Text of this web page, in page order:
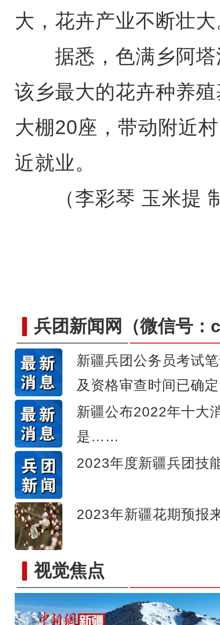
大，花卉产业不断壮
据悉，色满乡阿塔
该乡最大的花卉种养
大棚20座，带动附近
近就业。
（李彩琴 玉米提
兵团新闻网 （微信号
新疆兵团公务员考试
及资格审查时间已确
新疆公布2022年十大
是……
2023年度新疆兵团技
2023年新疆花期预报
视觉焦点
新疆生产建设兵团基层连长